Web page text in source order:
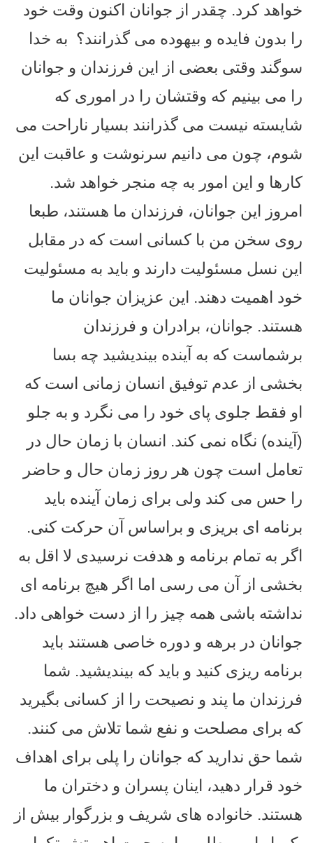
خواهد کرد. چقدر از جوانان اکنون وقت خود
را بدون فایده و بیهوده می گذرانند؟ به خدا
سوگند وقتی بعضی از این فرزندان و جوانان
را می بینیم که وقتشان را در اموری که
شایسته نیست می گذرانند بسیار ناراحت می
شوم، چون می دانیم سرنوشت و عاقبت این
کارها و این امور به چه منجر خواهد شد.
امروز این جوانان، فرزندان ما هستند، طبعا
روی سخن من با کسانی است که در مقابل
این نسل مسئولیت دارند و باید به مسئولیت
خود اهمیت دهند. این عزیزان جوانان ما
هستند. جوانان، برادران و فرزندان
برشماست که به آینده بیندیشید چه بسا
بخشی از عدم توفیق انسان زمانی است که
او فقط جلوی پای خود را می نگرد و به جلو
(آینده) نگاه نمی کند. انسان با زمان حال در
تعامل است چون هر روز زمان حال و حاضر
را حس می کند ولی برای زمان آینده باید
برنامه ای بریزی و براساس آن حرکت کنی.
اگر به تمام برنامه و هدفت نرسیدی لا اقل به
بخشی از آن می رسی اما اگر هیچ برنامه ای
نداشته باشی همه چیز را از دست خواهی داد.
جوانان در برهه و دوره خاصی هستند باید
برنامه ریزی کنید و باید که بیندیشید. شما
فرزندان ما پند و نصیحت را از کسانی بگیرید
که برای مصلحت و نفع شما تلاش می کنند.
شما حق ندارید که جوانان را پلی برای اهداف
خود قرار دهید، اینان پسران و دختران ما
هستند. خانواده های شریف و بزرگوار بیش از